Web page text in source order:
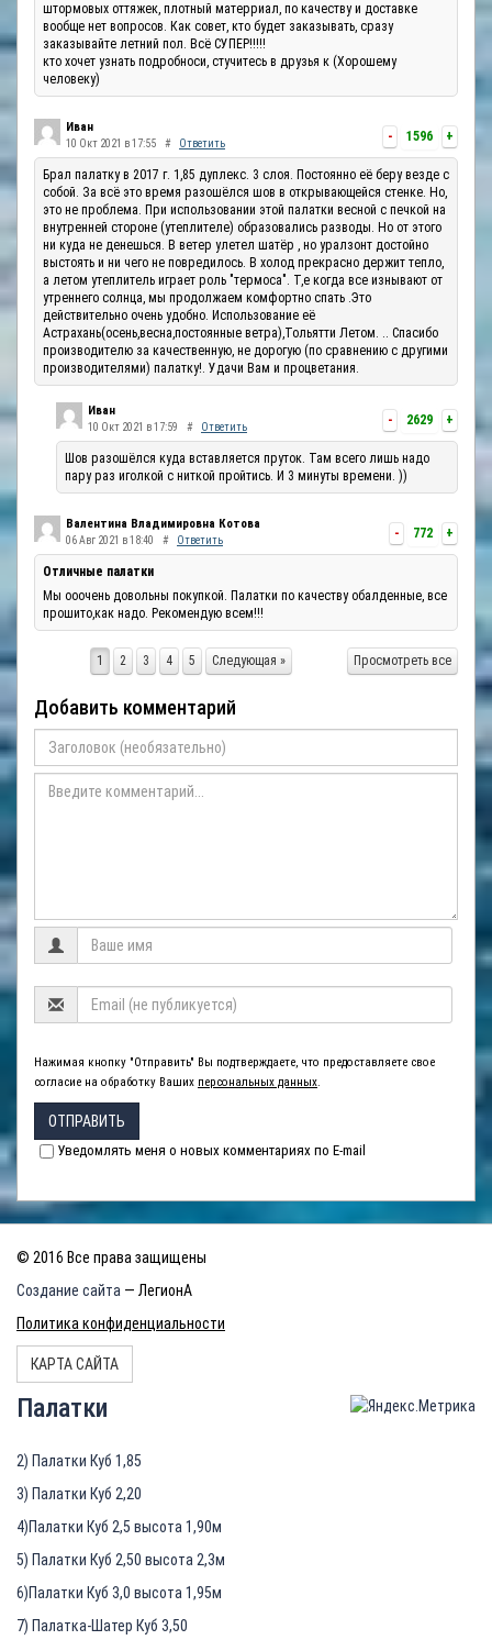
штормовых оттяжек, плотный матерриал, по качеству и доставке
вообще нет вопросов. Как совет, кто будет заказывать, сразу
заказывайте летний пол. Всё СУПЕР!!!!!
кто хочет узнать подробноси, стучитесь в друзья к (Хорошему
человеку)
- 1596 +
Иван
10 Окт 2021 в 17:55 # Ответить
Брал палатку в 2017 г. 1,85 дуплекс. 3 слоя. Постоянно её беру везде с
собой. За всё это время разошёлся шов в открывающейся стенке. Но,
это не проблема. При использовании этой палатки весной с печкой на
внутренней стороне (утеплителе) образовались разводы. Но от этого
ни куда не денешься. В ветер улетел шатёр , но уралзонт достойно
выстоять и ни чего не повредилось. В холод прекрасно держит тепло,
а летом утеплитель играет роль "термоса". Т,е когда все изнывают от
утреннего солнца, мы продолжаем комфортно спать .Это
действительно очень удобно. Использование её
Астрахань(осень,весна,постоянные ветра),Тольятти Летом. .. Спасибо
производителю за качественную, не дорогую (по сравнению с другими
производителями) палатку!. Удачи Вам и процветания.
- 2629 +
Иван
10 Окт 2021 в 17:59 # Ответить
Шов разошёлся куда вставляется пруток. Там всего лишь надо
пару раз иголкой с ниткой пройтись. И 3 минуты времени. ))
- 772 +
Валентина Владимировна Котова
06 Авг 2021 в 18:40 # Ответить
Отличные палатки
Мы ооочень довольны покупкой. Палатки по качеству обалденные, все
прошито,как надо. Рекомендую всем!!!
Просмотреть все
1 2 3 4 5 Следующая »
Добавить комментарий
Нажимая кнопку "Отправить" Вы подтверждаете, что предоставляете свое
согласие на обработку Ваших персональных данных.
ОТПРАВИТЬ
Уведомлять меня о новых комментариях по E-mail
© 2016 Все права защищены
Создание сайта — ЛегионА
Политика конфиденциальности
КАРТА САЙТА
Палатки
2) Палатки Куб 1,85
3) Палатки Куб 2,20
4)Палатки Куб 2,5 высота 1,90м
5) Палатки Куб 2,50 высота 2,3м
6)Палатки Куб 3,0 высота 1,95м
7) Палатка-Шатер Куб 3,50